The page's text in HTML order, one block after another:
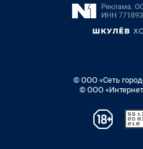
© ООО «Сеть
© ООО